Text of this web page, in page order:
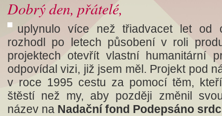
Dobrý den, přátelé,
uplynulo více než třiadvacet let od
rozhodl po letech působení v roli
projektech otevřít vlastní humanitární
odpovídal vizi, již jsem měl. Projekt pod
v roce 1995 cestu za pomocí těm,
štěstí než my, aby později změnil
název na Nadační fond Podepsáno